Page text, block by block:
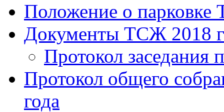
Положение о парковке
Документы ТСЖ 2018
Протокол заседания
Протокол общего
года